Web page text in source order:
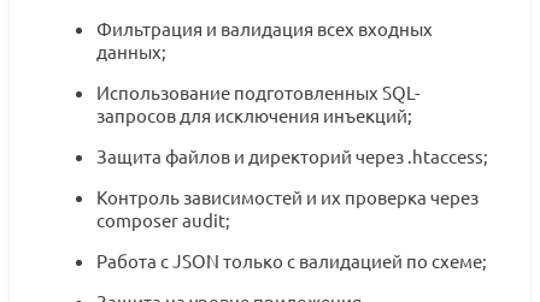
Фильтрация и валидация всех входных
данных;
Использование подготовленных SQL-
запросов для исключения инъекций;
Защита файлов и директорий через .htaccess;
Контроль зависимостей и их проверка через
composer audit;
Работа с JSON только с валидацией по схеме;